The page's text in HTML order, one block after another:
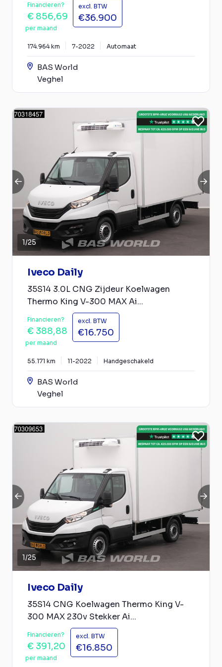
Financieren?
€ 856,69
per maand
excl. BTW
€36.900
174.964 km 7-2022 Automaat
BAS World
Veghel
1/25
Iveco Daily
35S14 3.0L CNG Zijdeur Koelwagen
Thermo King V-300 MAX Ai...
Financieren?
€ 388,88
per maand
excl. BTW
€16.750
55.171 km 11-2022 Handgeschakeld
BAS World
Veghel
1/25
Iveco Daily
35S14 CNG Koelwagen Thermo King V-
300 MAX 230v Stekker Ai...
Financieren?
€ 391,20
per maand
excl. BTW
€16.850